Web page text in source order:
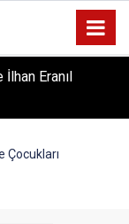
Eranıl
Kursiyerler
Çocukları